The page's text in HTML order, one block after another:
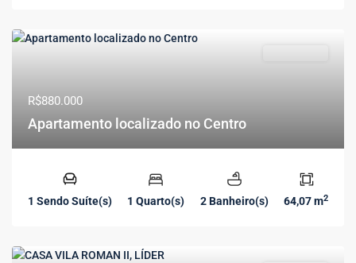
R$880.000
Apartamento localizado no Centro
1 Sendo Suíte(s) 1 Quarto(s) 2 Banheiro(s) 64,07 m2